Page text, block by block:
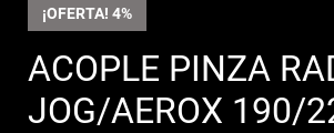
¡OFERTA! 4%
ACOPLE PINZA
JOG/AEROX 190/